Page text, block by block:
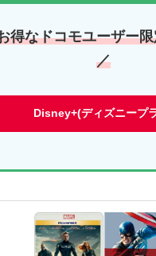
得なドコモユーザー
／
Disney+(ディズニープ